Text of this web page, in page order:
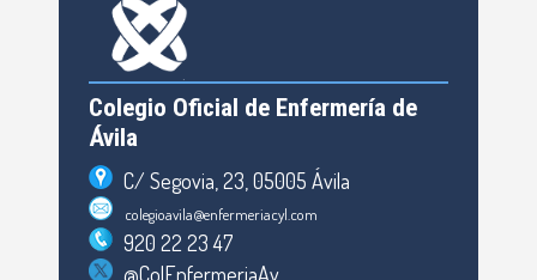
Colegio Oficial de Enfermería de
Ávila
C/ Segovia, 23, 05005 Ávila
colegioavila@enfermeriacyl.com
920 22 23 47
@ColEnfermeriaAv